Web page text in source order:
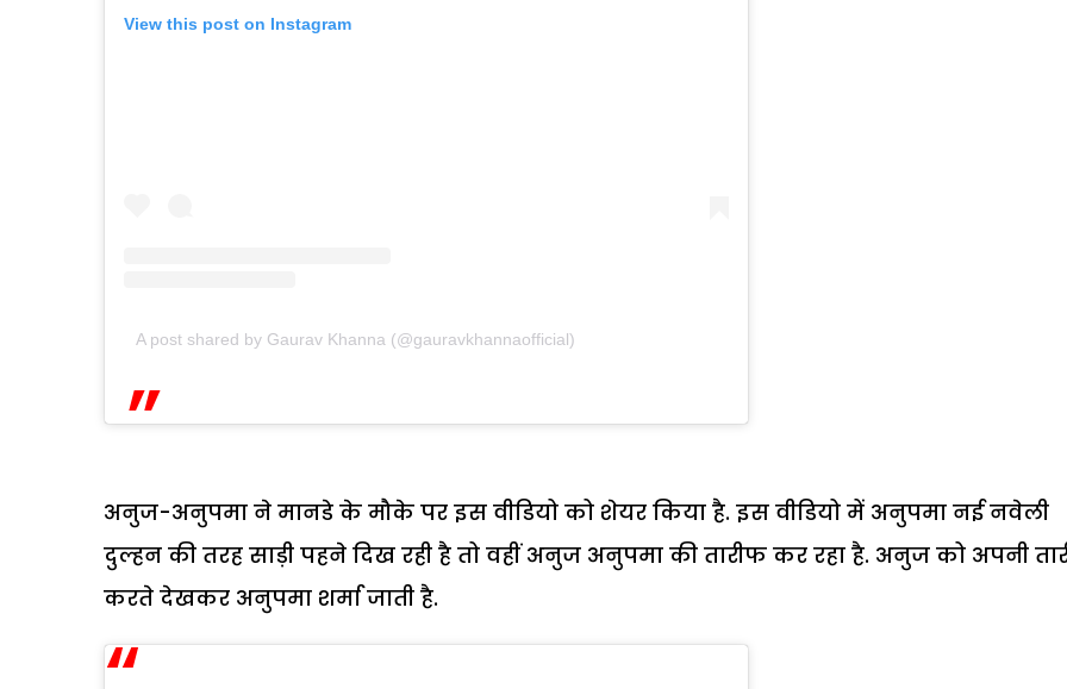
View this post on Instagram
A post shared by Gaurav Khanna (@gauravkhannaofficial)
अनुज-अनुपमा ने मानडे के मौके पर इस वीडियो को शेयर किया है. इस वीडियो में अनुपमा नई नवेली
दुल्हन की तरह साड़ी पहने दिख रही है तो वहीं अनुज अनुपमा की तारीफ कर रहा है. अनुज को अपनी
करते देखकर अनुपमा शर्मा जाती है.